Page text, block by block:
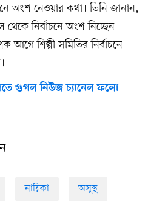
অংশ নেওয়ার কথা। তিনি জানান,
নির্বাচনে অংশ নিচ্ছেন
শিল্পী সমিতির নির্বাচনে
গুগল নিউজ চ্যানেল ফলো
নায়িকা অসুস্থ